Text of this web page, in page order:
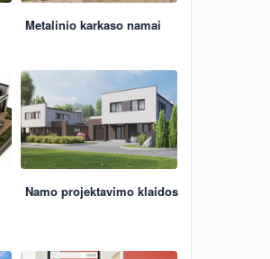
Metalinio karkaso namai
Namo projektavimo klaidos